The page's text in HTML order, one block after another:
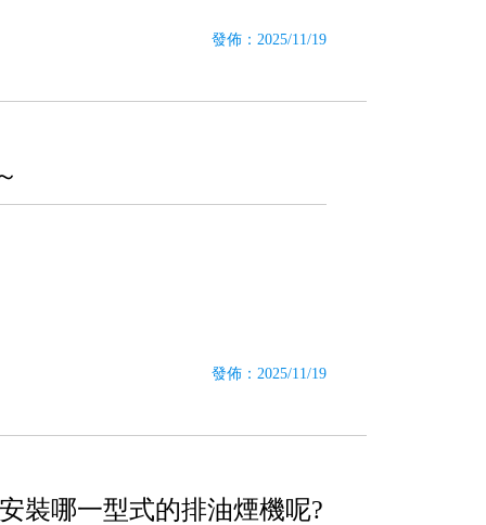
發佈：2025/11/19
發佈：2025/11/19
裝哪一型式的排油煙機呢?